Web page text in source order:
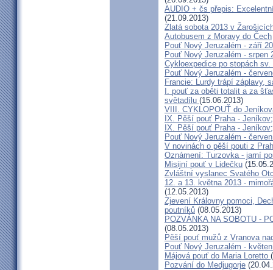
AUDIO + čs přepis:
(21.09.2013)
Zlatá sobota 2013 v
Autobusem z Moravy do Čech
Pouť Nový Jeruzalém - září
Pouť Nový Jeruzalém - srpen
Cykloexpedice po stopách
Pouť Nový Jeruzalém -
Francie: Lurdy trápí záplavy,
I. pouť za oběti totalit a za
světadílu (15.06.2013)
VIII. CYKLOPOUŤ do
IX. Pěší pouť Praha -
IX. Pěší pouť Praha -
Pouť Nový Jeruzalém -
V novinách o pěší pouti z
Oznámení: Turzovka - jarní
Misijní pouť v Lidečku
Zvláštní vyslanec Svatého
12. a 13. května 2013 -
(12.05.2013)
Zjevení Královny pomoci,
poutníků (08.05.2013)
POZVÁNKA NA SOBOTU -
(08.05.2013)
Pěší pouť mužů z Vranova
Pouť Nový Jeruzalém -
Májová pouť do Maria Loretto
Pozvání do Medjugorje